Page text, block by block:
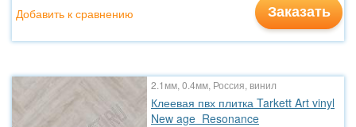
Заказать
Добавить к сравнению
2.1мм, 0.4мм, Россия, винил
Клеевая пвх плитка Tarkett Art vinyl
New age Resonance